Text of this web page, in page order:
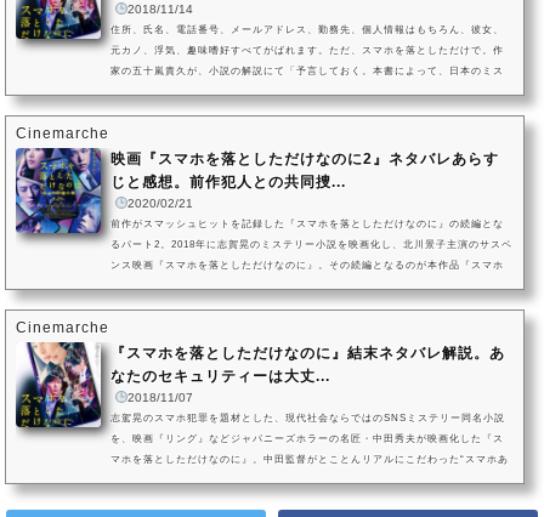
2018/11/14
住所、氏名、電話番号、メールアドレス、勤務先、個人情報はもちろん、彼女、
元カノ、浮気、趣味嗜好すべてがばれます。ただ、スマホを落としただけで。作
家の五十嵐貴久が、小説の解説にて「予言しておく。本書によって、日本のミス
代ミステリーの恐怖をどのように演出するのか。原作との違いを分析し、...
Cinemarche
映画『スマホを落としただけなのに2』ネタバレあらす
じと感想。前作犯人との共同捜...
2020/02/21
前作がスマッシュヒットを記録した『スマホを落としただけなのに』の続編とな
るパート2。2018年に志賀晃のミステリー小説を映画化し、北川景子主演のサスペ
ンス映画『スマホを落としただけなのに』。その続編となるのが本作品『スマホ
浦野役を成田凌が演じ、新たなヒロインには「乃木坂46」の白石麻衣が...
Cinemarche
『スマホを落としただけなのに』結末ネタバレ解説。あ
なたのセキュリティーは大丈...
2018/11/07
志駕晃のスマホ犯罪を題材とした、現代社会ならではのSNSミステリー同名小説
を、映画『リング』などジャパニーズホラーの名匠・中田秀夫が映画化した『ス
マホを落としただけなのに』。中田監督がとことんリアルにこだわった“スマホあ